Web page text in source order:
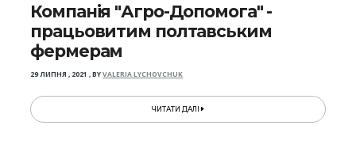
Компанія "Агро-Допомога" -
працьовитим полтавським
фермерам
29 ЛИПНЯ , 2021 ,BYVALERIA LYCHOVCHUK
ЧИТАТИ ДАЛІ